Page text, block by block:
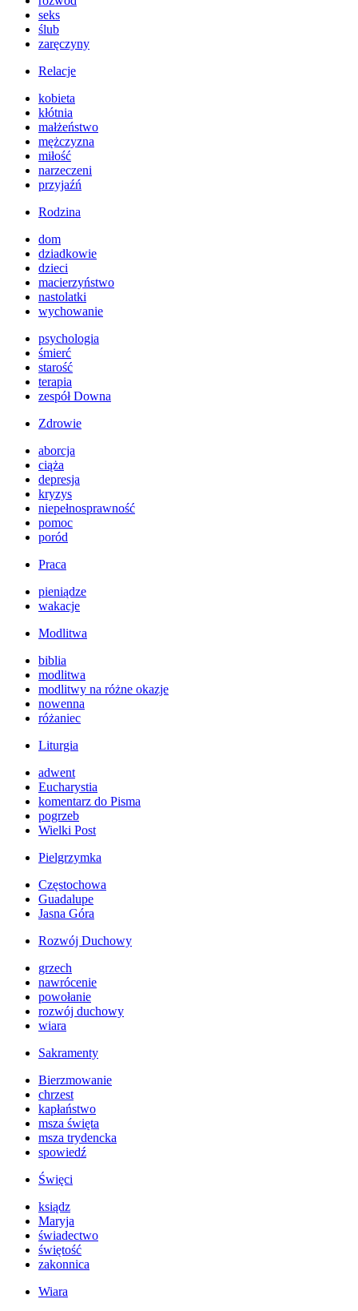
seks
ślub
zaręczyny
Relacje
kobieta
kłótnia
małżeństwo
mężczyzna
miłość
narzeczeni
przyjaźń
Rodzina
dom
dziadkowie
dzieci
macierzyństwo
nastolatki
wychowanie
psychologia
śmierć
starość
terapia
zespół Downa
Zdrowie
aborcja
ciąża
depresja
kryzys
niepełnosprawność
pomoc
poród
Praca
pieniądze
wakacje
Modlitwa
biblia
modlitwa
modlitwy na różne okazje
nowenna
różaniec
Liturgia
adwent
Eucharystia
komentarz do Pisma
pogrzeb
Wielki Post
Pielgrzymka
Częstochowa
Guadalupe
Jasna Góra
Rozwój Duchowy
grzech
nawrócenie
powołanie
rozwój duchowy
wiara
Sakramenty
Bierzmowanie
chrzest
kapłaństwo
msza święta
msza trydencka
spowiedź
Święci
ksiądz
Maryja
świadectwo
świętość
zakonnica
Wiara